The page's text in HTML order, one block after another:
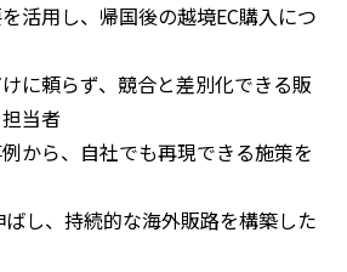
活用し、帰国後の越境EC購入につ
に頼らず、競合と差別化できる販
当者
から、自社でも再現できる施策を
ばし、持続的な海外販路を構築した